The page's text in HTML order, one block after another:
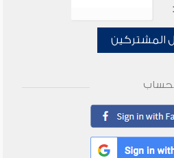
المشتركين
بحساب